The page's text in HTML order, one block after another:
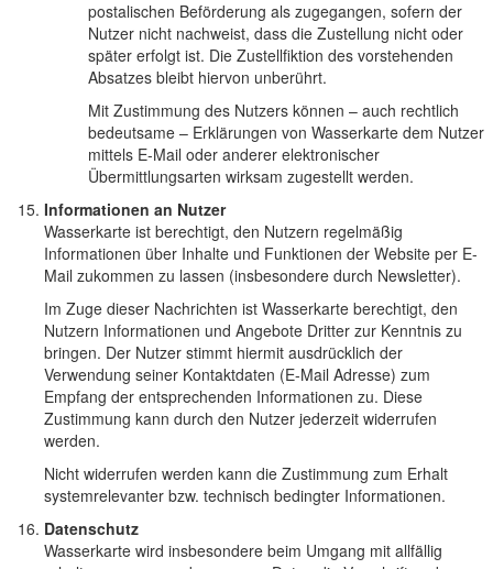
postalischen Beförderung als zugegangen, sofern der
Nutzer nicht nachweist, dass die Zustellung nicht oder
später erfolgt ist. Die Zustellfiktion des vorstehenden
Absatzes bleibt hiervon unberührt.
Mit Zustimmung des Nutzers können – auch rechtlich
bedeutsame – Erklärungen von Wasserkarte dem Nutzer
mittels E-Mail oder anderer elektronischer
Übermittlungsarten wirksam zugestellt werden.
Informationen an Nutzer
Wasserkarte ist berechtigt, den Nutzern regelmäßig
Informationen über Inhalte und Funktionen der Website per E-
Mail zukommen zu lassen (insbesondere durch Newsletter).
Im Zuge dieser Nachrichten ist Wasserkarte berechtigt, den
Nutzern Informationen und Angebote Dritter zur Kenntnis zu
bringen. Der Nutzer stimmt hiermit ausdrücklich der
Verwendung seiner Kontaktdaten (E-Mail Adresse) zum
Empfang der entsprechenden Informationen zu. Diese
Zustimmung kann durch den Nutzer jederzeit widerrufen
werden.
Nicht widerrufen werden kann die Zustimmung zum Erhalt
systemrelevanter bzw. technisch bedingter Informationen.
Datenschutz
Wasserkarte wird insbesondere beim Umgang mit allfällig